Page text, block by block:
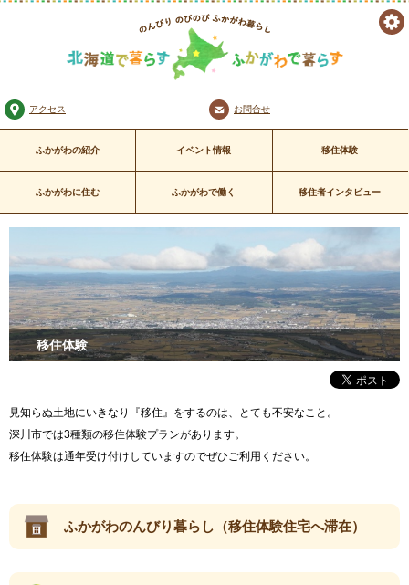
北海道で暮らす ふかがわで暮
らす
のんびり のびのび
アクセス お問合せ
ふかがわの紹介 イベント情報 移住体験
ふかがわに住む ふかがわで働く 移住者インタビュー
移住体験
見知らぬ土地にいきなり『移住』をするのは、とても不安なこと。
深川市では3種類の移住体験プランがあります。
移住体験は通年受け付けしていますのでぜひご利用ください。
ふかがわのんびり暮らし（移住体験住宅へ滞在）